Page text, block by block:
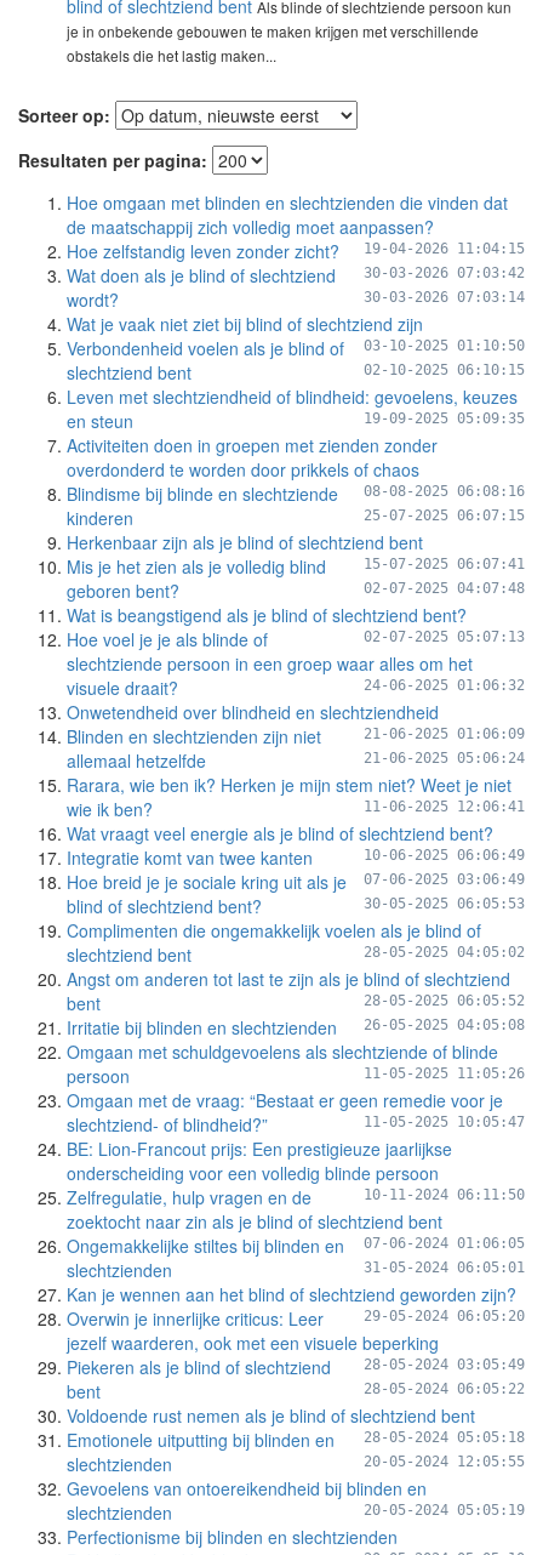
blind of slechtziend bent Als blinde of slechtziende persoon kun
je in onbekende gebouwen te maken krijgen met verschillende
obstakels die het lastig maken...
Sorteer op:
Resultaten per pagina:
Hoe omgaan met blinden en slechtzienden die vinden dat
de maatschappij zich volledig moet aanpassen?
19-04-2026 11:04:15
Hoe zelfstandig leven zonder zicht?
30-03-2026 07:03:42
Wat doen als je blind of slechtziend
wordt?
30-03-2026 07:03:14
Wat je vaak niet ziet bij blind of slechtziend zijn
03-10-2025 01:10:50
Verbondenheid voelen als je blind of
slechtziend bent
02-10-2025 06:10:15
Leven met slechtziendheid of blindheid: gevoelens, keuzes
en steun
19-09-2025 05:09:35
Activiteiten doen in groepen met zienden zonder
overdonderd te worden door prikkels of chaos
08-08-2025 06:08:16
Blindisme bij blinde en slechtziende
kinderen
25-07-2025 06:07:15
Herkenbaar zijn als je blind of slechtziend bent
15-07-2025 06:07:41
Mis je het zien als je volledig blind
geboren bent?
02-07-2025 04:07:48
Wat is beangstigend als je blind of slechtziend bent?
02-07-2025 05:07:13
Hoe voel je je als blinde of
slechtziende persoon in een groep waar alles om het
visuele draait?
24-06-2025 01:06:32
Onwetendheid over blindheid en slechtziendheid
21-06-2025 01:06:09
Blinden en slechtzienden zijn niet
allemaal hetzelfde
21-06-2025 05:06:24
Rarara, wie ben ik? Herken je mijn stem niet? Weet je niet
wie ik ben?
11-06-2025 12:06:41
Wat vraagt veel energie als je blind of slechtziend bent?
10-06-2025 06:06:49
Integratie komt van twee kanten
07-06-2025 03:06:49
Hoe breid je je sociale kring uit als je
blind of slechtziend bent?
30-05-2025 06:05:53
Complimenten die ongemakkelijk voelen als je blind of
slechtziend bent
28-05-2025 04:05:02
Angst om anderen tot last te zijn als je blind of slechtziend
bent
28-05-2025 06:05:52
Irritatie bij blinden en slechtzienden 26-05-2025 04:05:08
Omgaan met schuldgevoelens als slechtziende of blinde
persoon
11-05-2025 11:05:26
Omgaan met de vraag: “Bestaat er geen remedie voor je
slechtziend- of blindheid?”
11-05-2025 10:05:47
BE: Lion-Francout prijs: Een prestigieuze jaarlijkse
onderscheiding voor een volledig blinde persoon
10-11-2024 06:11:50
Zelfregulatie, hulp vragen en de
zoektocht naar zin als je blind of slechtziend bent
07-06-2024 01:06:05
Ongemakkelijke stiltes bij blinden en
slechtzienden
31-05-2024 06:05:01
Kan je wennen aan het blind of slechtziend geworden zijn?
29-05-2024 06:05:20
Overwin je innerlijke criticus: Leer
jezelf waarderen, ook met een visuele beperking
28-05-2024 03:05:49
Piekeren als je blind of slechtziend
bent
28-05-2024 06:05:22
Voldoende rust nemen als je blind of slechtziend bent
28-05-2024 05:05:18
Emotionele uitputting bij blinden en
slechtzienden
20-05-2024 12:05:55
Gevoelens van ontoereikendheid bij blinden en
slechtzienden
20-05-2024 05:05:19
Perfectionisme bij blinden en slechtzienden